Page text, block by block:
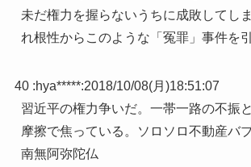
未だ権力を握らないうちに成敗してし
れ根性からこのような「冤罪」事件を
40 :hya*****:2018/10/08(月)18:51:07
習近平の権力争いだ。一帯一路の不振
摩擦で焦っている。ソロソロ不動産バ
南無阿弥陀仏